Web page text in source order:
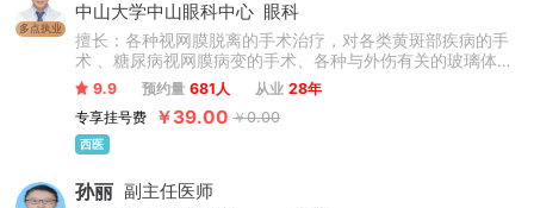
多点执业
中山大学中山眼科中心
眼科
擅长：各种视网膜脱离的手术治疗，对各类黄斑部疾病的手
术 、糖尿病视网膜病变的手术、各种与外伤有关的玻璃体视
网膜病的治疗均有深入研究。对眼底病的激光治疗及与玻璃
体、视网膜疾病有关的白内障治疗也有丰富的临床经验。
9.9 预约量 681人 从业 28年
专享挂号费
￥39.00 ￥0.00
西医
孙丽 副主任医师